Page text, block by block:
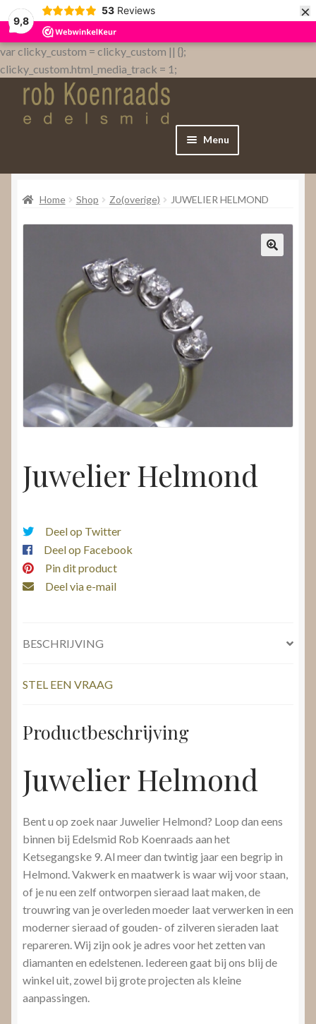
9,8
53 Reviews ×
var clicky_custom = clicky_custom || {};
clicky_custom.html_media_track = 1;
Menu
Home
Home Shop Zo(overige) JUWELIER HELMOND
Juwelier Helmond
Deel op Twitter
Deel op Facebook
Pin dit product
Deel via e-mail
BESCHRIJVING
STEL EEN VRAAG
Productbeschrijving
Juwelier Helmond
Bent u op zoek naar Juwelier Helmond? Loop dan eens
binnen bij Edelsmid Rob Koenraads aan het
Ketsegangske 9. Al meer dan twintig jaar een begrip in
Helmond. Vakwerk en maatwerk is waar wij voor staan,
of je nu een zelf ontworpen sieraad laat maken, de
trouwring van je overleden moeder laat verwerken in een
moderner sieraad of gouden- of zilveren sieraden laat
repareren. Wij zijn ook je adres voor het zetten van
diamanten en edelstenen. Iedereen gaat bij ons blij de
winkel uit, zowel bij grote projecten als kleine
aanpassingen.